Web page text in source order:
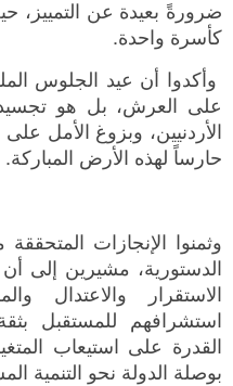
ضرورةً بعيدة عن التمييز،
كأسرة واحدة.
وأكدوا أن عيد الجلوس
على العرش، بل هو
الأردنيين، وبزوغ الأمل
حارساً لهذه الأرض المباركة.
وثمنوا الإنجازات
الدستورية، مشيرين إلى
الاستقرار والاعتدال
استشرافهم للمستقبل
القدرة على استيعاب
بوصلة الدولة نحو التنمية